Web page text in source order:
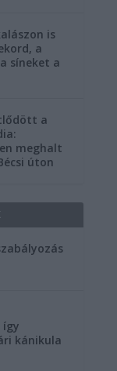
is
a
síneket a
a
meghalt
úton
így
kánikula